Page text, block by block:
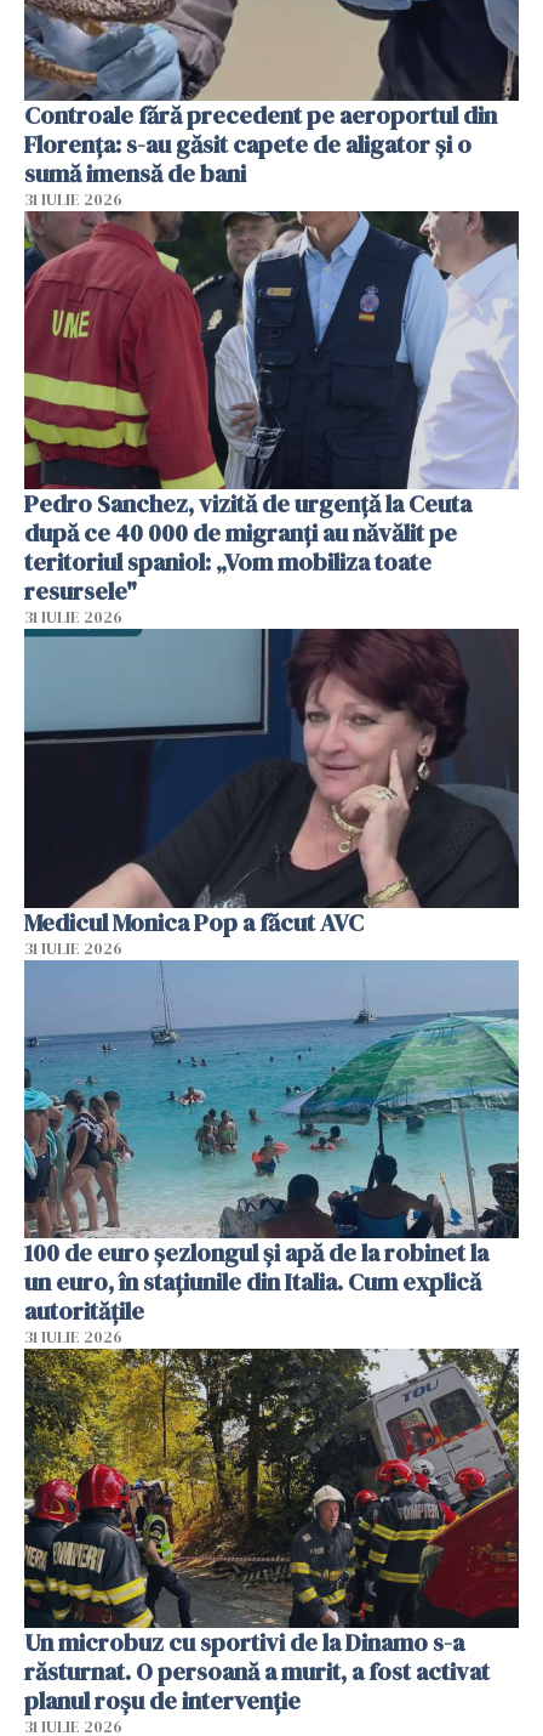
Controale fără precedent pe aeroportul din
Florența: s-au găsit capete de aligator și o
sumă imensă de bani
31 IULIE 2026
Pedro Sanchez, vizită de urgență la Ceuta
după ce 40 000 de migranți au năvălit pe
teritoriul spaniol: „Vom mobiliza toate
resursele"
31 IULIE 2026
Medicul Monica Pop a făcut AVC
31 IULIE 2026
100 de euro șezlongul și apă de la robinet la
un euro, în stațiunile din Italia. Cum explică
autoritățile
31 IULIE 2026
Un microbuz cu sportivi de la Dinamo s-a
răsturnat. O persoană a murit, a fost activat
planul roșu de intervenție
31 IULIE 2026